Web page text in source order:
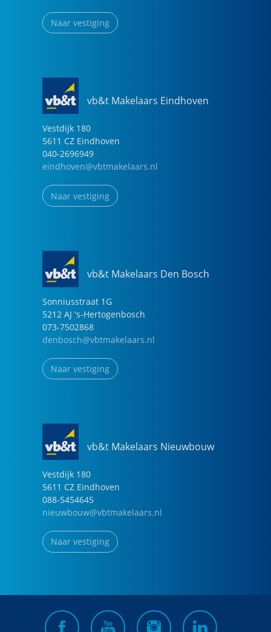
Naar vestiging
vb&t Makelaars Eindhoven
Vestdijk 180
5611 CZ Eindhoven
040-2696949
eindhoven@vbtmakelaars.nl
Naar vestiging
vb&t Makelaars Den Bosch
Sonniusstraat 1G
5212 AJ 's-Hertogenbosch
073-7502868
denbosch@vbtmakelaars.nl
Naar vestiging
vb&t Makelaars Nieuwbouw
Vestdijk 180
5611 CZ Eindhoven
088-5454645
nieuwbouw@vbtmakelaars.nl
Naar vestiging